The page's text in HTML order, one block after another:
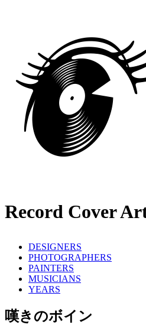
Record Cover
DESIGNERS
PHOTOGRAPHERS
PAINTERS
MUSICIANS
YEARS
嘆きのボイン